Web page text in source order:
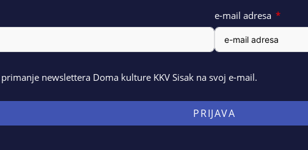
e-mail adresa
newslettera Doma kulture KKV Sisak na svoj e-mail.
PRIJAVA